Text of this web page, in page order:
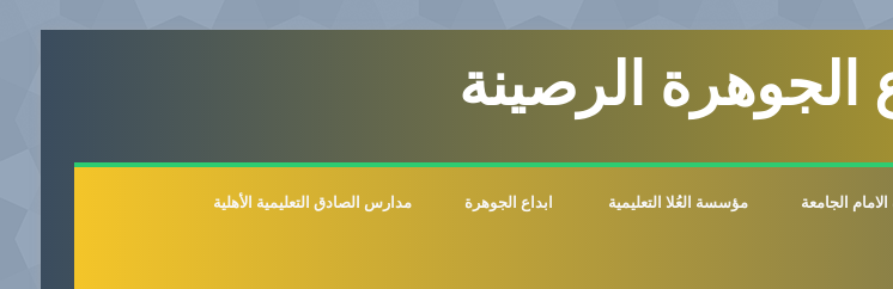
الجوهرة الرصينة
الامام الجامعة مؤسسة العُلا التعليمية ابداع الجوهرة مدارس الصادق التعليمية الأهلية